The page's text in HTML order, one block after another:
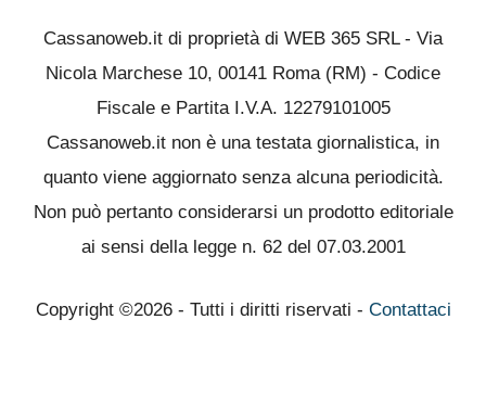
Cassanoweb.it di proprietà di WEB 365 SRL - Via
Nicola Marchese 10, 00141 Roma (RM) - Codice
Fiscale e Partita I.V.A. 12279101005
Cassanoweb.it non è una testata giornalistica, in
quanto viene aggiornato senza alcuna periodicità.
Non può pertanto considerarsi un prodotto editoriale
ai sensi della legge n. 62 del 07.03.2001
Copyright ©2026 - Tutti i diritti riservati - Contattaci